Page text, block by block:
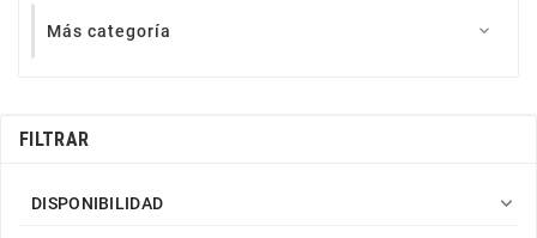
Más categoría 
FILTRAR
DISPONIBILIDAD 